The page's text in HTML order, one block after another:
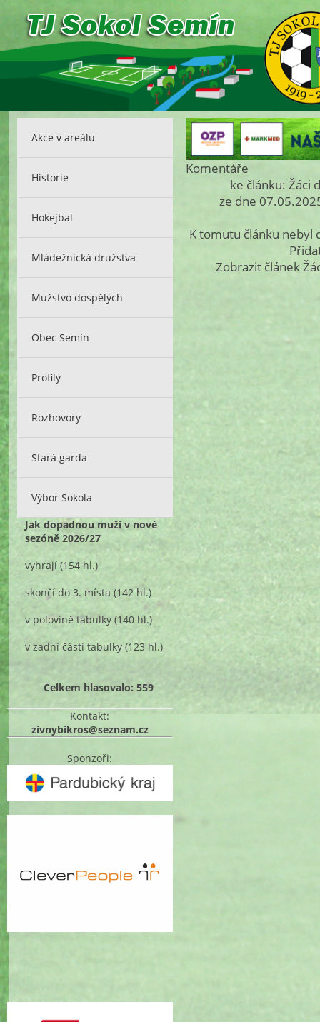
Akce v areálu
Historie
Hokejbal
Mládežnická družstva
Mužstvo dospělých
Obec Semín
Profily
Rozhovory
Stará garda
Výbor Sokola
Jak dopadnou muži v nové
sezóně 2026/27
vyhrají (154 hl.)
skončí do 3. místa (142 hl.)
v polovině tabulky (140 hl.)
v zadní části tabulky (123 hl.)
Celkem hlasovalo: 559
Kontakt:
zivnybikros@seznam.cz
Sponzoři:
Komentáře
ke článku: Žáci
ze dne
K tomutu článku nebyl
Zobrazit článek